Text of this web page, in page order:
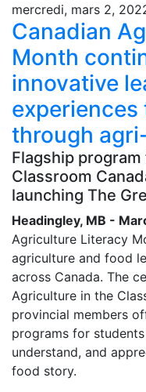
mercredi, mars 2,
Canadian
Month
innovative
through
Flagship
Classroom
launching The
Headingley, MB -
Agriculture Literacy
agriculture and food
across Canada. The
Agriculture in the
provincial members
programs for
understand, and
food story.